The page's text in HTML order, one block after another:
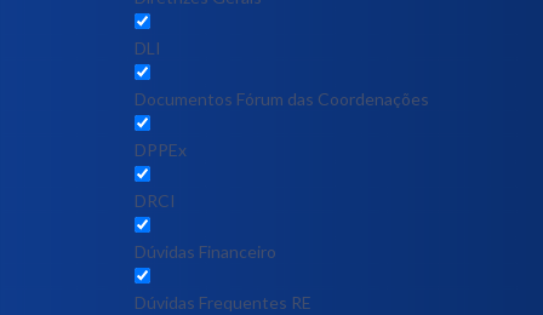
DLI
Documentos Fórum das Coordenações
DPPEx
DRCI
Dúvidas Financeiro
Dúvidas Frequentes RE